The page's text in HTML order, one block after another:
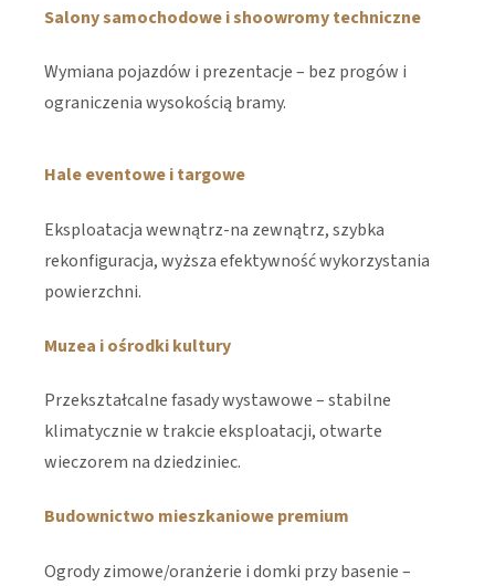
Salony samochodowe i shoowromy techniczne
Wymiana pojazdów i prezentacje – bez progów i
ograniczenia wysokością bramy.
Hale eventowe i targowe
Eksploatacja wewnątrz-na zewnątrz, szybka
rekonfiguracja, wyższa efektywność wykorzystania
powierzchni.
Muzea i ośrodki kultury
Przekształcalne fasady wystawowe – stabilne
klimatycznie w trakcie eksploatacji, otwarte
wieczorem na dziedziniec.
Budownictwo mieszkaniowe premium
Ogrody zimowe/oranżerie i domki przy basenie –